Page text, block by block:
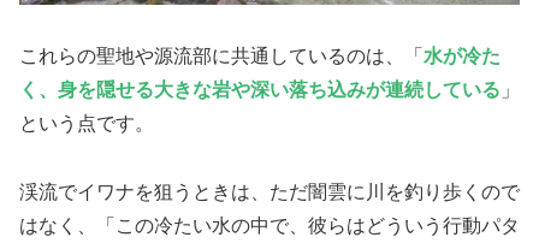
これらの聖地や源流部に共通しているのは、「 水が冷た
く、身を隠せる大きな岩や深い落ち込みが連続している 」
という点です。
渓流でイワナを狙うときは、ただ闇雲に川を釣り歩くので
はなく、「この冷たい水の中で、彼らはどういう行動パタ